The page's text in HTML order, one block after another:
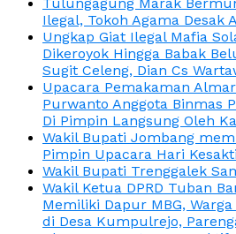
Ilegal, Tokoh Agama Desak
Ungkap Giat Ilegal Mafia
Dikeroyok Hingga Babak
Sugit Celeng, Dian Cs
Upacara Pemakaman
Purwanto Anggota Binmas
Di Pimpin Langsung Oleh
Wakil Bupati Jombang
Pimpin Upacara Hari
Wakil Bupati Trenggalek
Wakil Ketua DPRD Tuban
Memiliki Dapur MBG,
di Desa Kumpulrejo,